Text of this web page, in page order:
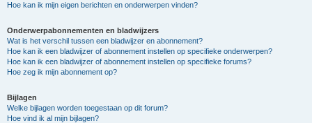
Hoe kan ik mijn eigen berichten en onderwerpen vinden?
Onderwerpabonnementen en bladwijzers
Wat is het verschil tussen een bladwijzer en abonnement?
Hoe kan ik een bladwijzer of abonnement instellen op specifieke onderwerpen?
Hoe kan ik een bladwijzer of abonnement instellen op specifieke forums?
Hoe zeg ik mijn abonnement op?
Bijlagen
Welke bijlagen worden toegestaan op dit forum?
Hoe vind ik al mijn bijlagen?